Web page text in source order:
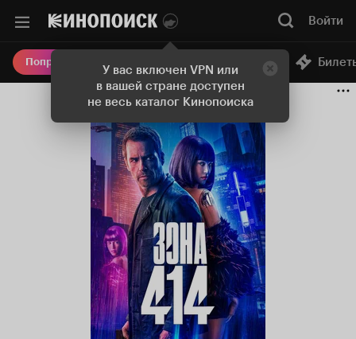
У вас включен VPN или
в вашей стране доступен
не весь каталог Кинопоиска
Войти
Попробовать Плюс Онлайн-кинотеатр